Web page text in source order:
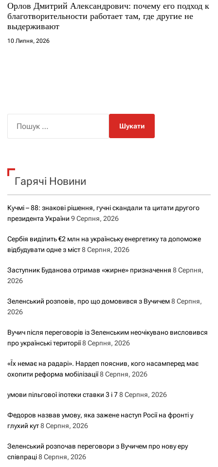
Орлов Дмитрий Александрович: почему его подход к
благотворительности работает там, где другие не
выдерживают
10 Липня, 2026
к
Гарячі Новини
Кучмі – 88: знакові рішення, гучні скандали та цитати другого
президента України 9 Серпня, 2026
Сербія виділить €2 млн на українську енергетику та допоможе
відбудувати одне з міст8 Серпня, 2026
Заступник Буданова отримав «жирне» призначення 8 Серпня,
2026
Зеленський розповів, про що домовився з Вучичем8 Серпня,
2026
Вучич після переговорів із Зеленським неочікувано висловився
про українські території8 Серпня, 2026
«Їх немає на радарі». Нардеп пояснив, кого насамперед має
охопити реформа мобілізації8 Серпня, 2026
умови пільгової іпотеки ставки 3 і 78 Серпня, 2026
Федоров назвав умову, яка зажене наступ Росії на фронті у
глухий кут8 Серпня, 2026
Зеленський розпочав переговори з Вучичем про нову еру
співпраці8 Серпня, 2026